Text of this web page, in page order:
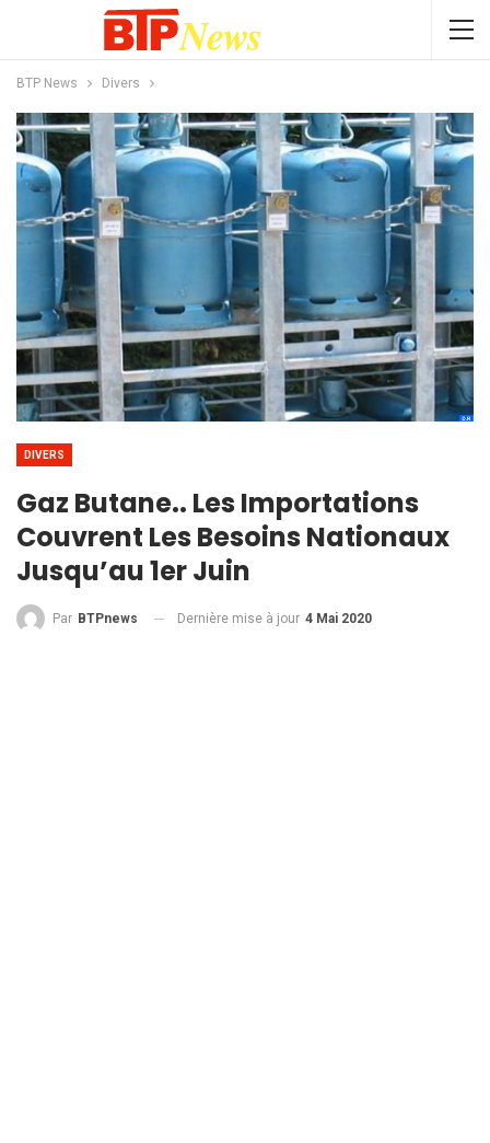
BTP News Divers
DIVERS
Gaz Butane.. Les Importations
Couvrent Les Besoins Nationaux
Jusqu’au 1er Juin
Par BTPnews Dernière mise à jour 4 Mai 2020